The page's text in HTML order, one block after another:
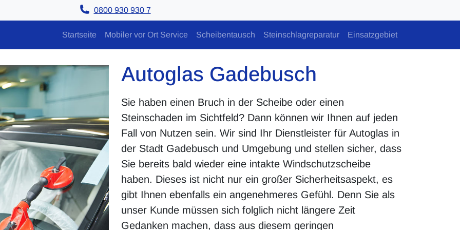
0800 930 930 7
Startseite Mobiler vor Ort Service Scheibentausch Steinschlagreparatur Einsatzgebiet
Autoglas Gadebusch
Sie haben einen Bruch in der Scheibe oder einen
Steinschaden im Sichtfeld? Dann können wir Ihnen auf jeden
Fall von Nutzen sein. Wir sind Ihr Dienstleister für Autoglas in
der Stadt Gadebusch und Umgebung und stellen sicher, dass
Sie bereits bald wieder eine intakte Windschutzscheibe
haben. Dieses ist nicht nur ein großer Sicherheitsaspekt, es
gibt Ihnen ebenfalls ein angenehmeres Gefühl. Denn Sie als
unser Kunde müssen sich folglich nicht längere Zeit
Gedanken machen, dass aus diesem geringen